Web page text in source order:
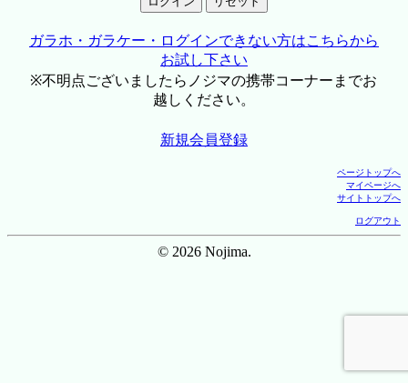
ガラホ・ガラケー・ログインできない方はこちらから
お試し下さい
※不明点ございましたらノジマの携帯コーナーまでお
越しください。
新規会員登録
ページトップへ
マイページへ
サイトトップへ
ログアウト
© 2026 Nojima.